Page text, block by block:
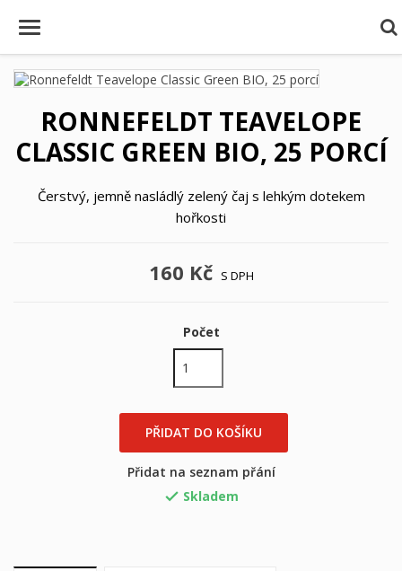
RONNEFELDT TEAVELOPE
CLASSIC GREEN BIO, 25 PORCÍ
Čerstvý, jemně nasládlý zelený čaj s lehkým dotekem
hořkosti
160 Kč S DPH
Počet
PŘIDAT DO KOŠÍKU
Přidat na seznam přání
 Skladem